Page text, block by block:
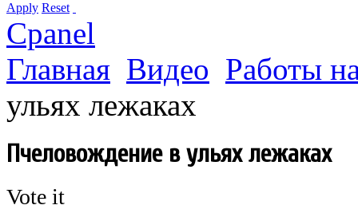
Apply Reset
Cpanel
Главная Видео Работы
ульях лежаках
Пчеловождение в ульях лежаках
Vote it